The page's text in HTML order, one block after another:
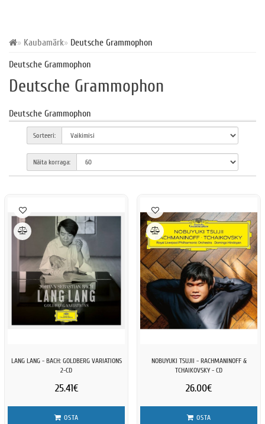
Kaubamärk Deutsche Grammophon
Deutsche Grammophon
Deutsche Grammophon
Deutsche Grammophon
Sorteeri:
Näita korraga:
LANG LANG - BACH: GOLDBERG VARIATIONS
2-CD
25.41€
OSTA
NOBUYUKI TSUJII - RACHMANINOFF &
TCHAIKOVSKY - CD
26.00€
OSTA